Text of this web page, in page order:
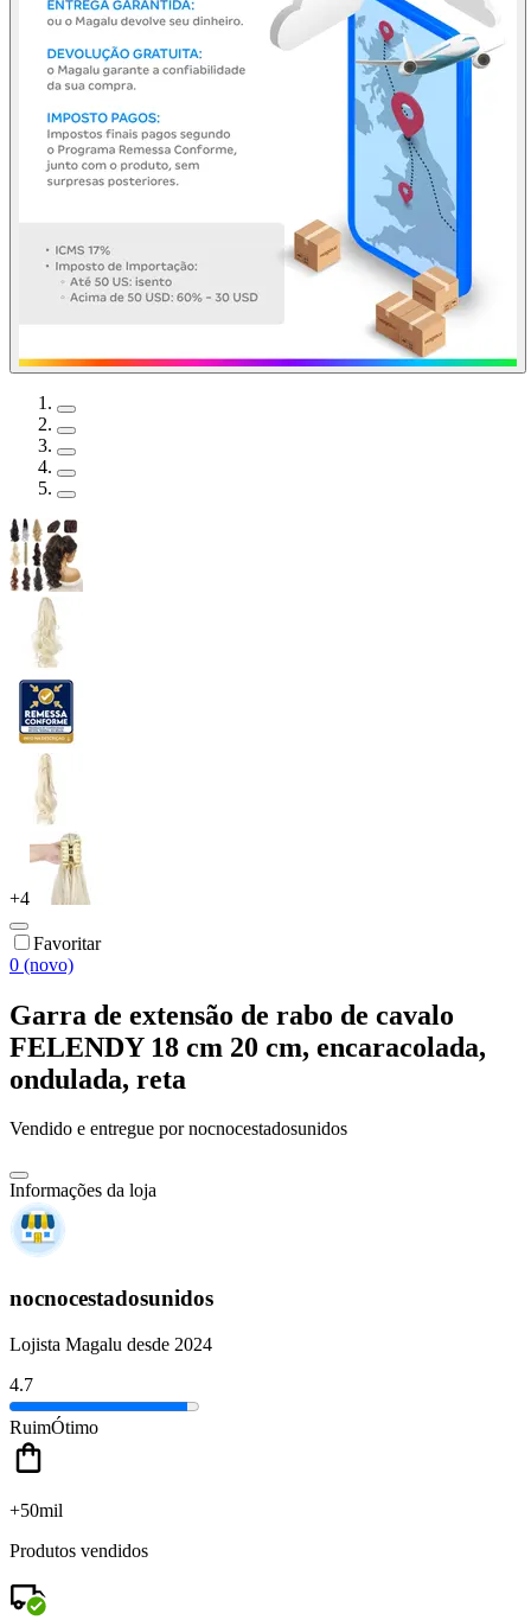
+4
Favoritar
0 (novo)
Garra de extensão de rabo de cavalo
FELENDY 18 cm 20 cm, encaracolada,
ondulada, reta
Vendido e entregue por nocnocestadosunidos
Informações da loja
nocnocestadosunidos
Lojista Magalu desde 2024
4.7
RuimÓtimo
+50mil
Produtos vendidos